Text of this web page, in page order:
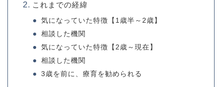
これまでの経緯
気になっていた特徴【1歳半～2歳】
相談した機関
気になっていた特徴【2歳～現在】
相談した機関
3歳を前に、療育を勧められる